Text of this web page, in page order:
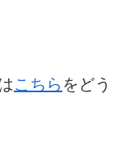
こちら をどう